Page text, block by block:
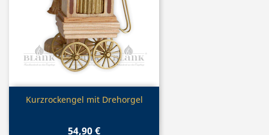
Vorschau
Kurzrockengel mit Drehorgel
54,90 €